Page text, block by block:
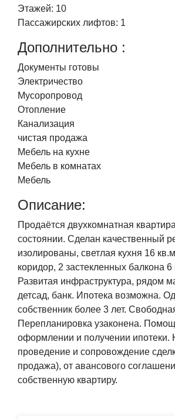
Этажей: 10
Пассажирских лифтов: 1
Дополнительно :
Документы готовы
Электричество
Мусоропровод
Отопление
Канализация
чистая продажа
Мебель на кухне
Мебель в комнатах
Мебель
Описание:
Продаётся двухкомнатная
состоянии. Сделан качественный
изолированы, светлая кухня 16
коридор, 2 застекленных балкона 6
Развитая инфраструктура, рядом
детсад, банк. Ипотека возможна.
собственник более 3 лет.
Перепланировка узаконена.
оформлении и получении ипотеки.
проведение и сопровождение
продажа), от авансового
собственную квартиру.